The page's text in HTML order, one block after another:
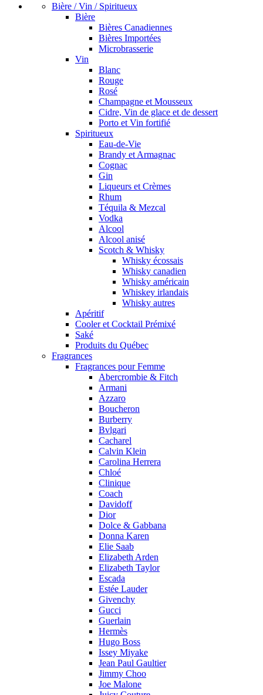
Bière / Vin / Spiritueux
Bière
Bières Canadiennes
Bières Importées
Microbrasserie
Vin
Blanc
Rouge
Rosé
Champagne et Mousseux
Cidre, Vin de glace et de dessert
Porto et Vin fortifié
Spiritueux
Eau-de-Vie
Brandy et Armagnac
Cognac
Gin
Liqueurs et Crèmes
Rhum
Téquila & Mezcal
Vodka
Alcool
Alcool anisé
Scotch & Whisky
Whisky écossais
Whisky canadien
Whisky américain
Whiskey irlandais
Whisky autres
Apéritif
Cooler et Cocktail Prémixé
Saké
Produits du Québec
Fragrances
Fragrances pour Femme
Abercrombie & Fitch
Armani
Azzaro
Boucheron
Burberry
Bvlgari
Cacharel
Calvin Klein
Carolina Herrera
Chloé
Clinique
Coach
Davidoff
Dior
Dolce & Gabbana
Donna Karen
Elie Saab
Elizabeth Arden
Elizabeth Taylor
Escada
Estée Lauder
Givenchy
Gucci
Guerlain
Hermès
Hugo Boss
Issey Miyake
Jean Paul Gaultier
Jimmy Choo
Joe Malone